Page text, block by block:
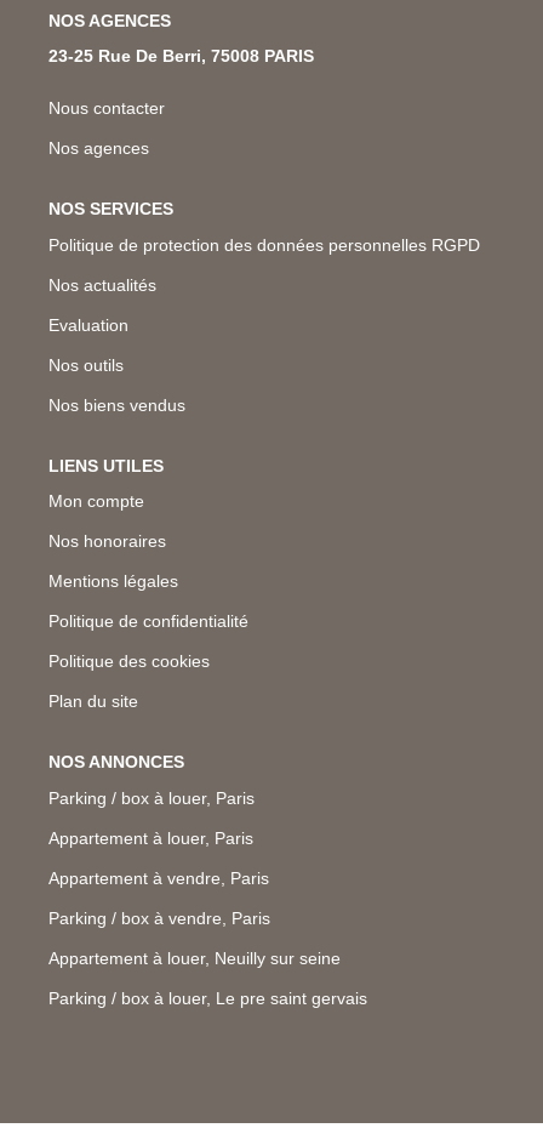
NOS AGENCES
23-25 Rue De Berri, 75008 PARIS
Nous contacter
Nos agences
NOS SERVICES
Politique de protection des données personnelles RGPD
Nos actualités
Evaluation
Nos outils
Nos biens vendus
LIENS UTILES
Mon compte
Nos honoraires
Mentions légales
Politique de confidentialité
Politique des cookies
Plan du site
NOS ANNONCES
Parking / box à louer, Paris
Appartement à louer, Paris
Appartement à vendre, Paris
Parking / box à vendre, Paris
Appartement à louer, Neuilly sur seine
Parking / box à louer, Le pre saint gervais